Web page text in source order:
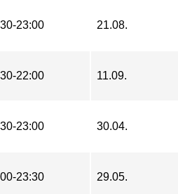
23:00 21.08.
22:00 11.09.
23:00 30.04.
23:30 29.05.